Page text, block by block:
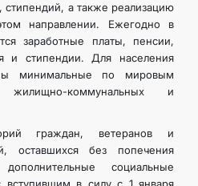
стипендий, а также реализацию
направлении. Ежегодно в
заработные платы, пенсии,
и стипендии. Для населения
минимальные по мировым
жилищно-коммунальных и
граждан, ветеранов и
оставшихся без попечения
социальные